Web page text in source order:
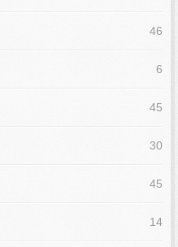
46
6
45
30
45
14